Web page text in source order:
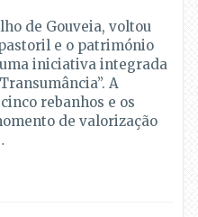
de Gouveia, voltou
e o património
iniciativa integrada
A
rebanhos e os
de valorização